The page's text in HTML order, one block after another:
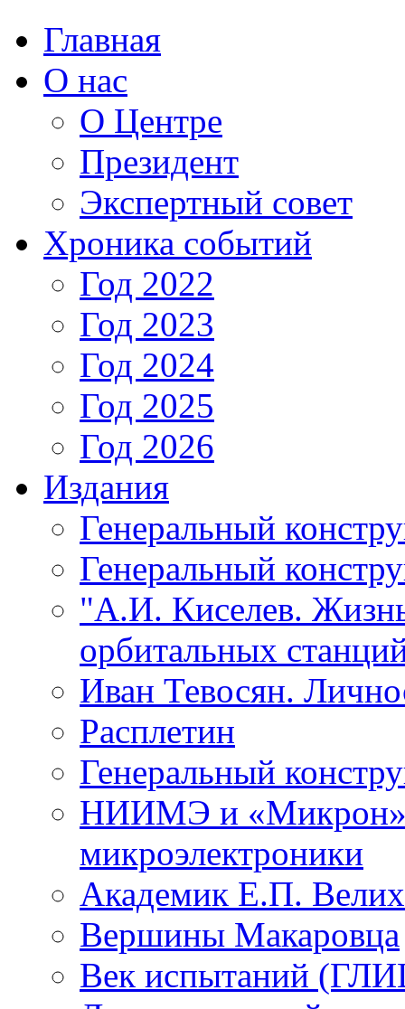
Главная
О нас
О Центре
Президент
Экспертный совет
Хроника событий
Год 2022
Год 2023
Год 2024
Год 2025
Год 2026
Издания
Генеральный
Генеральный
"А.И. Киселев.
орбитальных
Иван Тевосян.
Расплетин
Генеральный
НИИМЭ и «Микрон»
микроэлектроники
Академик Е.П.
Вершины Макаровца
Век испытаний